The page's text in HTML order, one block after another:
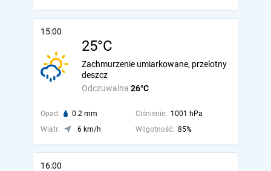
15:00
25°C
Odczuwalna 26°C
Zachmurzenie umiarkowane, przelotny
deszcz
Opad: 0.2 mm Ciśnienie: 1001 hPa
Wiatr:
6 km/h Wilgotność: 85%
16:00